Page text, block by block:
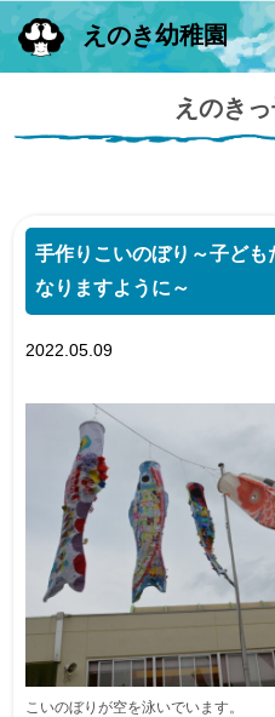
えのき幼稚園
えのき
手作りこいのぼり～子ども
なりますように～
2022.05.09
こいのぼりが空を泳いでいます。